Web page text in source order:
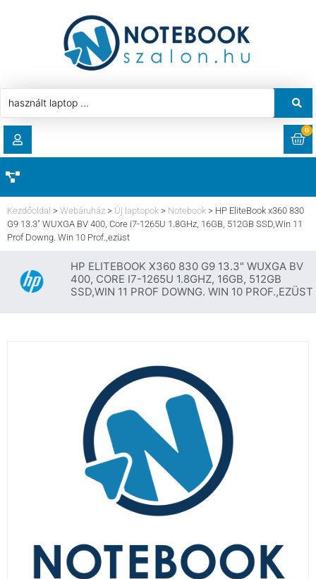
LETÖLTÉSEK
0
HASZNÁLT LAPTOP
AKCIÓ
LAPTOP ALKATRÉSZ
KOMPONENS
LAPTOP SZERVIZ
Kezdőoldal > Webáruház > Új laptopok > Notebook > HP EliteBook x360 830
G9 13.3″ WUXGA BV 400, Core i7-1265U 1.8GHz, 16GB, 512GB SSD,Win 11
Prof Downg. Win 10 Prof.,ezüst
HP ELITEBOOK X360 830 G9 13.3" WUXGA BV
400, CORE I7-1265U 1.8GHZ, 16GB, 512GB
SSD,WIN 11 PROF DOWNG. WIN 10 PROF.,EZÜST